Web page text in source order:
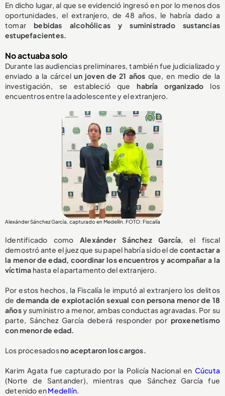
En dicho lugar, al que se evidenció ingresó en por lo menos dos
oportunidades, el extranjero, de 48 años, le habría dado a
tomarbebidas alcohólicas y suministrado sustancias
estupefacientes.
No actuaba solo
Durante las audiencias preliminares, también fue judicializado y
enviado a la cárcelun joven de 21 años que, en medio de la
investigación, se estableció quehabría organizado los
encuentros entre la adolescente y el extranjero.
Alexánder Sánchez García, capturado en Medellín. FOTO: Fiscalía
Identificado como Alexánder Sánchez García, el fiscal
demostró ante el juez que su papel habría sido el de contactar a
la menor de edad, coordinar los encuentros y acompañar a la
víctima hasta el apartamento del extranjero.
Por estos hechos, la Fiscalía le imputó al extranjero los delitos
dedemanda de explotación sexual con persona menor de 18
añosy suministro a menor, ambas conductas agravadas. Por su
parte, Sánchez García deberá responder por proxenetismo
con menor de edad.
Los procesadosno aceptaron los cargos.
Karim Agata fue capturado por la Policía Nacional en Cúcuta
(Norte de Santander), mientras que Sánchez García fue
detenido enMedellín.